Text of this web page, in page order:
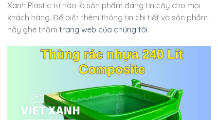
Xanh Plastic tự hào là sản phẩm đáng tin cậy cho mọi
khách hàng. Để biết thêm thông tin chi tiết và sản phẩm,
hãy ghé thăm trang web của chúng tôi.